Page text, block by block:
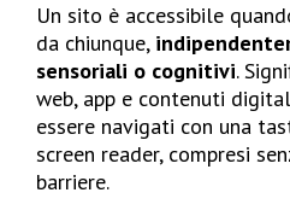
Un sito è accessibile
da chiunque,
sensoriali o cognitivi.
web, app e contenuti
essere navigati con una
screen reader, compresi
barriere.